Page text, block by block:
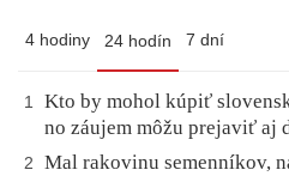
4 hodiny 24 hodín 7 dní
1
Kto by mohol kúpiť
no záujem môžu prejaviť aj
2
Mal rakovinu semenníkov,